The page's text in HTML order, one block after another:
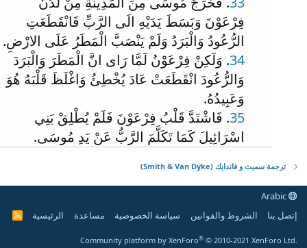
فِرْعَوْنَ وَبَسَطَ يَدَيْهِ الَى الرَّبِّ فَانْقَطَعَتِ
الرُّعُودُ وَالْبَرَدُ وَلَمْ يَنْصَبَّ الْمَطَرُ عَلَى الارْضِ.
34. وَلَكِنْ فِرْعَوْنُ لَمَّا رَاى انَّ الْمَطَرَ وَالْبَرَدَ
وَالرُّعُودَ انْقَطَعَتْ عَادَ يُخْطِئُ وَاغْلَظَ قَلْبَهُ هُوَ
وَعَبِيدُهُ.
35. فَاشْتَدَّ قَلْبُ فِرْعَوْنَ فَلَمْ يُطْلِقْ بَنِي
اسْرَائِيلَ كَمَا تَكَلَّمَ الرَّبُّ عَنْ يَدِ مُوسَى.
ترجمة سميث و فاندايك (Smith & Van Dyke)
إتصل بنا
الشروط والقوانين سياسة الخصوصية مساعدة الرئيسية
R
Community platform by XenForo® © 2010-2021 XenForo Ltd.